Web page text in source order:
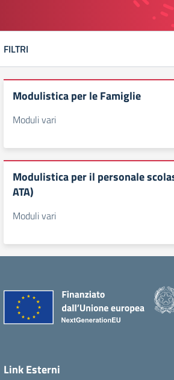
FILTRI
Modulistica per le Famiglie
Moduli vari
Modulistica per il personale
ATA)
Moduli vari
Link Esterni